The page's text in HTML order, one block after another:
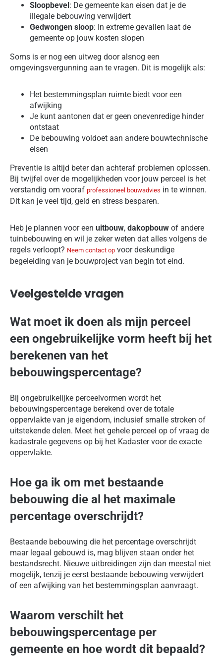
Sloopbevel: De gemeente kan eisen dat je de
illegale bebouwing verwijdert
Gedwongen sloop: In extreme gevallen laat de
gemeente op jouw kosten slopen
Soms is er nog een uitweg door alsnog een
omgevingsvergunning aan te vragen. Dit is mogelijk als:
Het bestemmingsplan ruimte biedt voor een
afwijking
Je kunt aantonen dat er geen onevenredige hinder
ontstaat
De bebouwing voldoet aan andere bouwtechnische
eisen
Preventie is altijd beter dan achteraf problemen oplossen.
Bij twijfel over de mogelijkheden voor jouw perceel is het
verstandig om vooraf professioneel bouwadvies in te winnen.
Dit kan je veel tijd, geld en stress besparen.
Heb je plannen voor een uitbouw, dakopbouw of andere
tuinbebouwing en wil je zeker weten dat alles volgens de
regels verloopt? Neem contact op voor deskundige
begeleiding van je bouwproject van begin tot eind.
Veelgestelde vragen
Wat moet ik doen als mijn perceel
een ongebruikelijke vorm heeft bij het
berekenen van het
bebouwingspercentage?
Bij ongebruikelijke perceelvormen wordt het
bebouwingspercentage berekend over de totale
oppervlakte van je eigendom, inclusief smalle stroken of
uitstekende delen. Meet het gehele perceel op of vraag de
kadastrale gegevens op bij het Kadaster voor de exacte
oppervlakte.
Hoe ga ik om met bestaande
bebouwing die al het maximale
percentage overschrijdt?
Bestaande bebouwing die het percentage overschrijdt
maar legaal gebouwd is, mag blijven staan onder het
bestandsrecht. Nieuwe uitbreidingen zijn dan meestal niet
mogelijk, tenzij je eerst bestaande bebouwing verwijdert
of een afwijking van het bestemmingsplan aanvraagt.
Waarom verschilt het
bebouwingspercentage per
gemeente en hoe wordt dit bepaald?